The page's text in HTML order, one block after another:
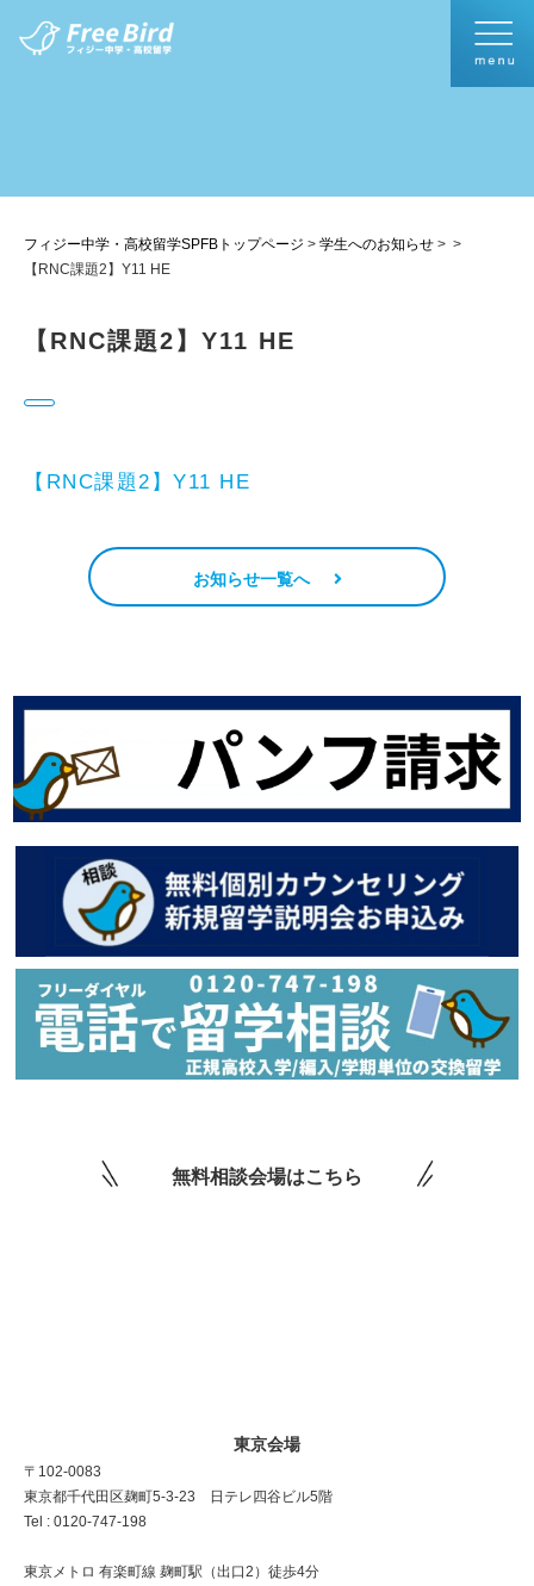
フィジー中学・高校留学SPFBトップページ > 学生へのお知らせ > >
【RNC課題2】Y11 HE
【RNC課題2】Y11 HE
【RNC課題2】Y11 HE
お知らせ一覧へ
無料相談会場はこちら
東京会場
〒102-0083
東京都千代田区麹町5-3-23 日テレ四谷ビル5階
Tel : 0120-747-198
東京メトロ 有楽町線 麹町駅（出口2）徒歩4分